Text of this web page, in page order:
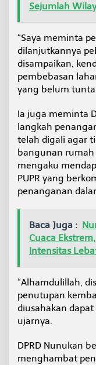
Sejumlah
“Saya meminta
dilanjutkannya
disampaikan,
pembebasan
yang belum
Ia juga meminta
langkah
telah digali agar
bangunan rumah
mengaku
PUPR yang
penanganan
Baca Juga :
Cuaca
Intensitas
“Alhamdulillah,
penutupan
diusahakan
ujarnya.
DPRD Nunukan
menghambat